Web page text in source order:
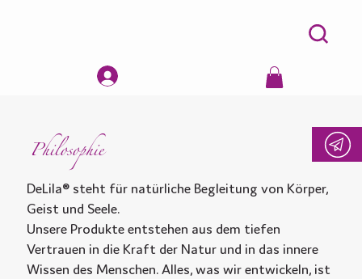
Philosophie
DeLila® steht für natürliche Begleitung von Körper,
Geist und Seele.
Unsere Produkte entstehen aus dem tiefen
Vertrauen in die Kraft der Natur und in das innere
Wissen des Menschen. Alles, was wir entwickeln, ist